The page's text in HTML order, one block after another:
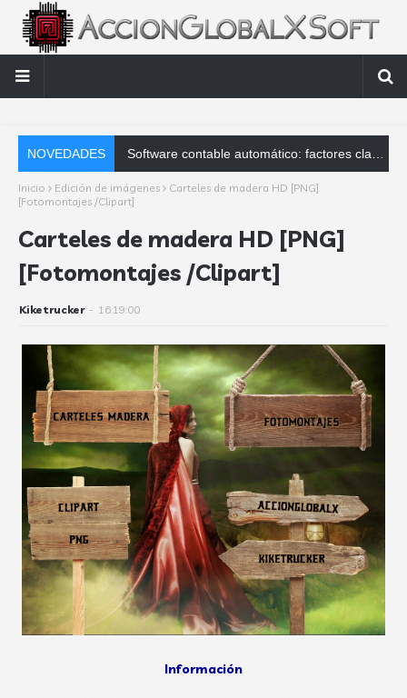
NOVEDADES Software contable automático: factores clave que debes analizar
Inicio Edición de imágenes
Carteles de madera HD [PNG]
[Fotomontajes /Clipart]
Carteles de madera HD [PNG]
[Fotomontajes /Clipart]
Kiketrucker - 16:19:00
Información